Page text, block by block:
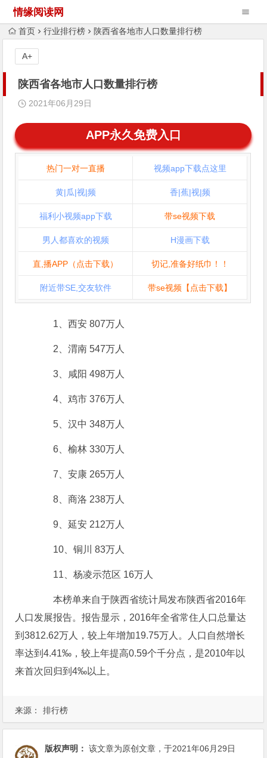
情缘阅读网
首页 行业排行榜 陕西省各地市人口数量排行榜
陕西省各地市人口数量排行榜
2021年06月29日
APP永久免费入口
热门一对一直播 视频app下载点这里
黄|瓜|视|频 香|蕉|视|频
福利小视频app下载 带se视频下载
男人都喜欢的视频 H漫画下载
直,播APP（点击下载） 切记,准备好纸巾！！
附近带SE,交友软件 带se视频【点击下载】
1、西安 807万人
2、渭南 547万人
3、咸阳 498万人
4、鸡市 376万人
5、汉中 348万人
6、榆林 330万人
7、安康 265万人
8、商洛 238万人
9、延安 212万人
10、铜川 83万人
11、杨凌示范区 16万人
本榜单来自于陕西省统计局发布陕西省2016年
人口发展报告。报告显示，2016年全省常住人口总量达
到3812.62万人，较上年增加19.75万人。人口自然增长
率达到4.41‰，较上年提高0.59个千分点，是2010年以
来首次回归到4‰以上。
A+
来源： 排行榜
版权声明： 该文章为原创文章，于2021年06月29日